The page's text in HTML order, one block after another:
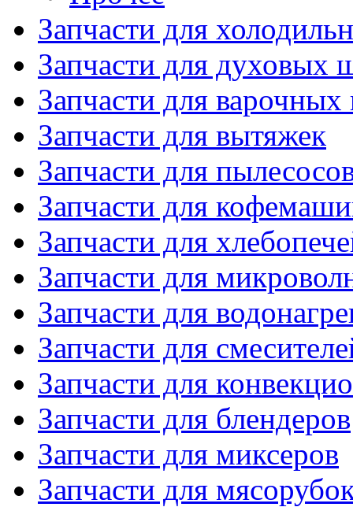
Запчасти для
Запчасти для духовых
Запчасти для варочных
Запчасти для вытяжек
Запчасти для
Запчасти для
Запчасти для
Запчасти для
Запчасти для
Запчасти для
Запчасти для
Запчасти для блендеров
Запчасти для миксеров
Запчасти для